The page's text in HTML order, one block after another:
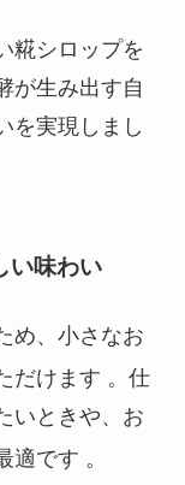
糀シロップを
が生み出す自
を実現しまし
い味わい
め、小さなお
だけます 。仕
いときや、お
適です 。